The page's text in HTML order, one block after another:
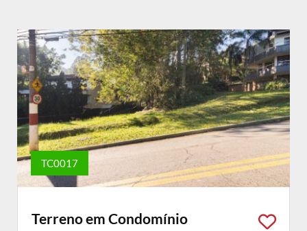
TC0017
Terreno em Condomínio